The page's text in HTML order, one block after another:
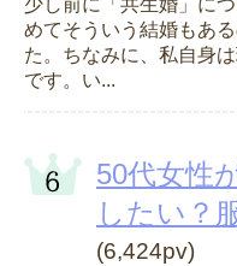
少し前に「共生婚」に
めてそういう結婚もあ
た。ちなみに、私自身
です。い...
50代女性
したい？
(6,424pv)